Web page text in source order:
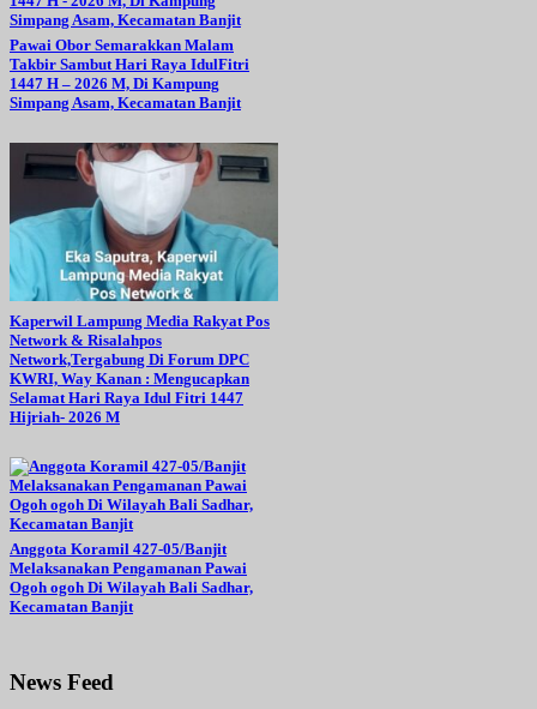
Pawai Obor Semarakkan Malam
Takbir Sambut Hari Raya IdulFitri
1447 H – 2026 M, Di Kampung
Simpang Asam, Kecamatan Banjit
Kaperwil Lampung Media Rakyat Pos
Network & Risalahpos
Network,Tergabung Di Forum DPC
KWRI, Way Kanan : Mengucapkan
Selamat Hari Raya Idul Fitri 1447
Hijriah- 2026 M
Anggota Koramil 427-05/Banjit
Melaksanakan Pengamanan Pawai
Ogoh ogoh Di Wilayah Bali Sadhar,
Kecamatan Banjit
News Feed